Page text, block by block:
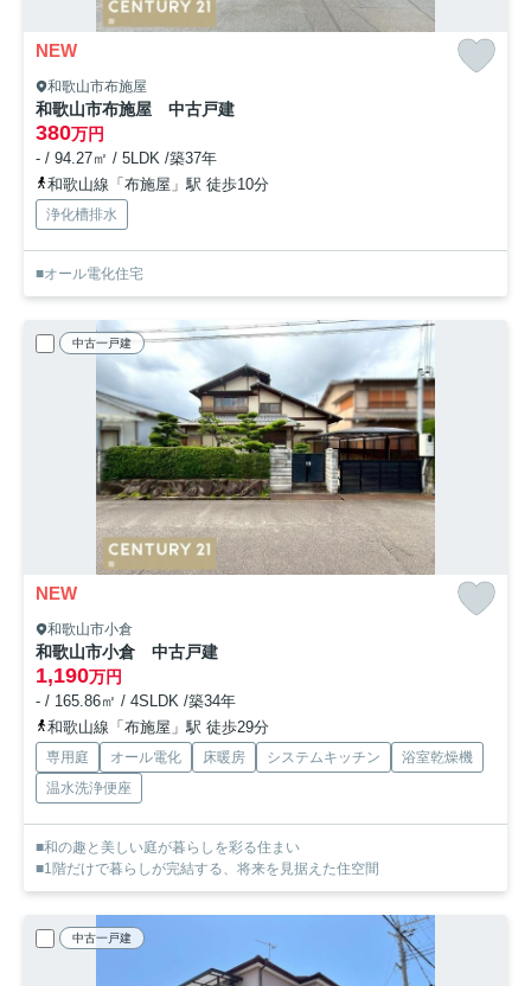
NEW
和歌山市布施屋
和歌山市布施屋 中古戸建
380万円
- / 94.27㎡ / 5LDK /築37年
和歌山線「布施屋」駅 徒歩10分
浄化槽排水
■オール電化住宅
中古一戸建
NEW
和歌山市小倉
和歌山市小倉 中古戸建
1,190万円
- / 165.86㎡ / 4SLDK /築34年
和歌山線「布施屋」駅 徒歩29分
専用庭 オール電化 床暖房 システムキッチン
浴室乾燥機
温水洗浄便座
■和の趣と美しい庭が暮らしを彩る住まい
■1階だけで暮らしが完結する、将来を見据えた住空間
中古一戸建